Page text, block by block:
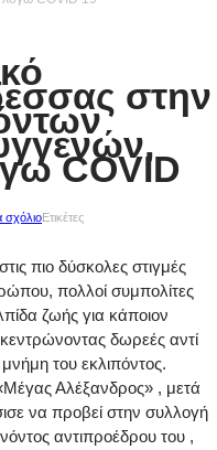
στην
COVID
σχόλιοΕτικέτες
πιο δύσκολες στιγμές
πολλοί συμπολίτες
ζωής για κάποιον
δωρεές αντί
του εκλιπόντος.
Αλέξανδρος» , μετά
να προβεί στην συλλογή
αντιπροέδρου του ,